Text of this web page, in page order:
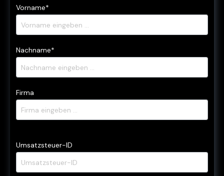
Vorname*
Nachname*
Firma
Umsatzsteuer-ID